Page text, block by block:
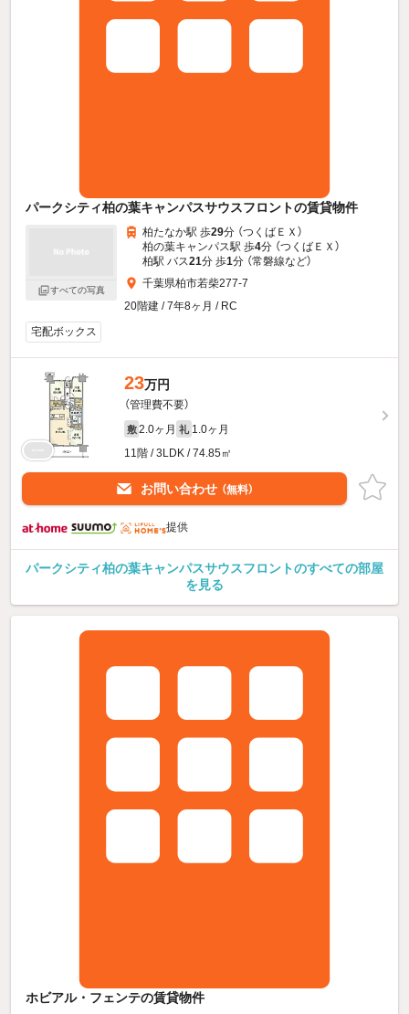
パークシティ柏の葉キャンパスサウスフロントの賃貸物件
すべての写真
柏たなか駅 歩29分 （つくばＥＸ）
柏の葉キャンパス駅 歩4分 （つくばＥＸ）
柏駅 バス21分 歩1分 （常磐線など）
千葉県柏市若柴277-7
20階建 / 7年8ヶ月 / RC
宅配ボックス
23万円
（管理費不要）
敷 2.0ヶ月 礼 1.0ヶ月
11階 / 3LDK / 74.85㎡
お問い合わせ （無料）
提供
パークシティ柏の葉キャンパスサウスフロントのすべての部屋
を見る
ホビアル・フェンテの賃貸物件